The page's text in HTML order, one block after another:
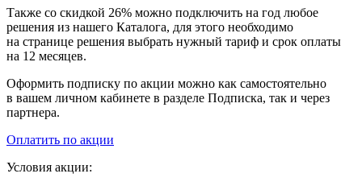
Также со скидкой 26% можно подключить на год любое
решения из нашего Каталога, для этого необходимо
на странице решения выбрать нужный тариф и срок оплаты
на 12 месяцев.
Оформить подписку по акции можно как самостоятельно
в вашем личном кабинете в разделе Подписка, так и через
партнера.
Оплатить по акции
Условия акции: